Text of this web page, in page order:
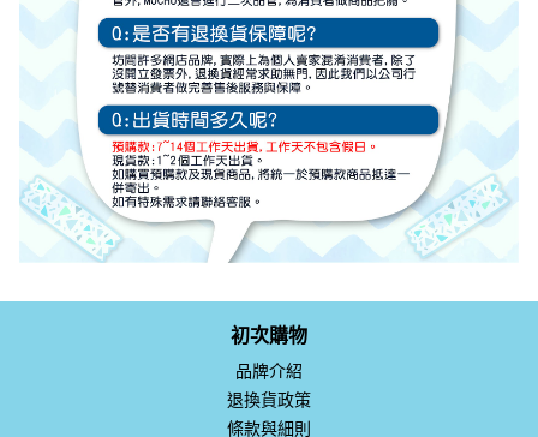
初次購物
品牌介紹
退換貨政策
條款與細則